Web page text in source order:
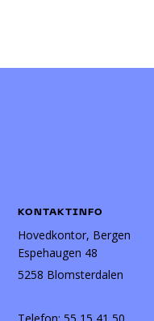
KONTAKTINFO
Hovedkontor, Bergen
Espehaugen 48
5258 Blomsterdalen